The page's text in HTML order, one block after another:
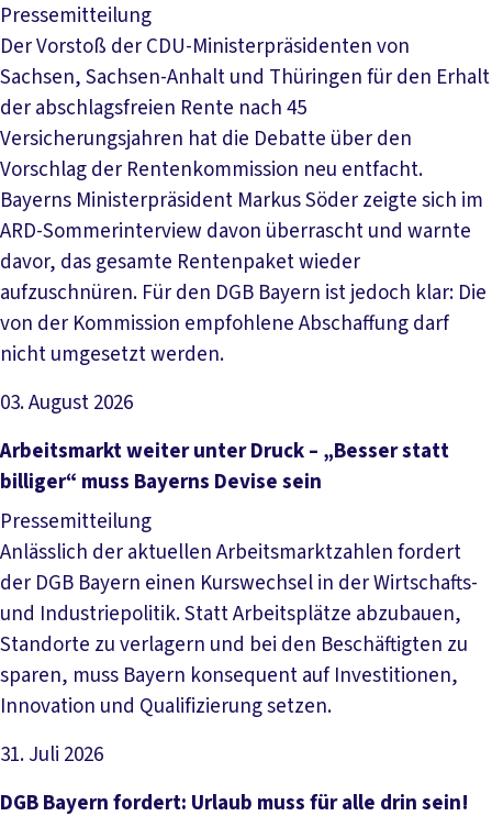
Pressemitteilung
Der Vorstoß der CDU-Ministerpräsidenten von
Sachsen, Sachsen-Anhalt und Thüringen für den Erhalt
der abschlagsfreien Rente nach 45
Versicherungsjahren hat die Debatte über den
Vorschlag der Rentenkommission neu entfacht.
Bayerns Ministerpräsident Markus Söder zeigte sich im
ARD-Sommerinterview davon überrascht und warnte
davor, das gesamte Rentenpaket wieder
aufzuschnüren. Für den DGB Bayern ist jedoch klar: Die
von der Kommission empfohlene Abschaffung darf
nicht umgesetzt werden.
03. August 2026
Artikel lesen
Arbeitsmarkt weiter unter Druck – „Besser statt
billiger“ muss Bayerns Devise sein
Pressemitteilung
Anlässlich der aktuellen Arbeitsmarktzahlen fordert
der DGB Bayern einen Kurswechsel in der Wirtschafts-
und Industriepolitik. Statt Arbeitsplätze abzubauen,
Standorte zu verlagern und bei den Beschäftigten zu
sparen, muss Bayern konsequent auf Investitionen,
Innovation und Qualifizierung setzen.
31. Juli 2026
Artikel lesen
DGB Bayern fordert: Urlaub muss für alle drin sein!